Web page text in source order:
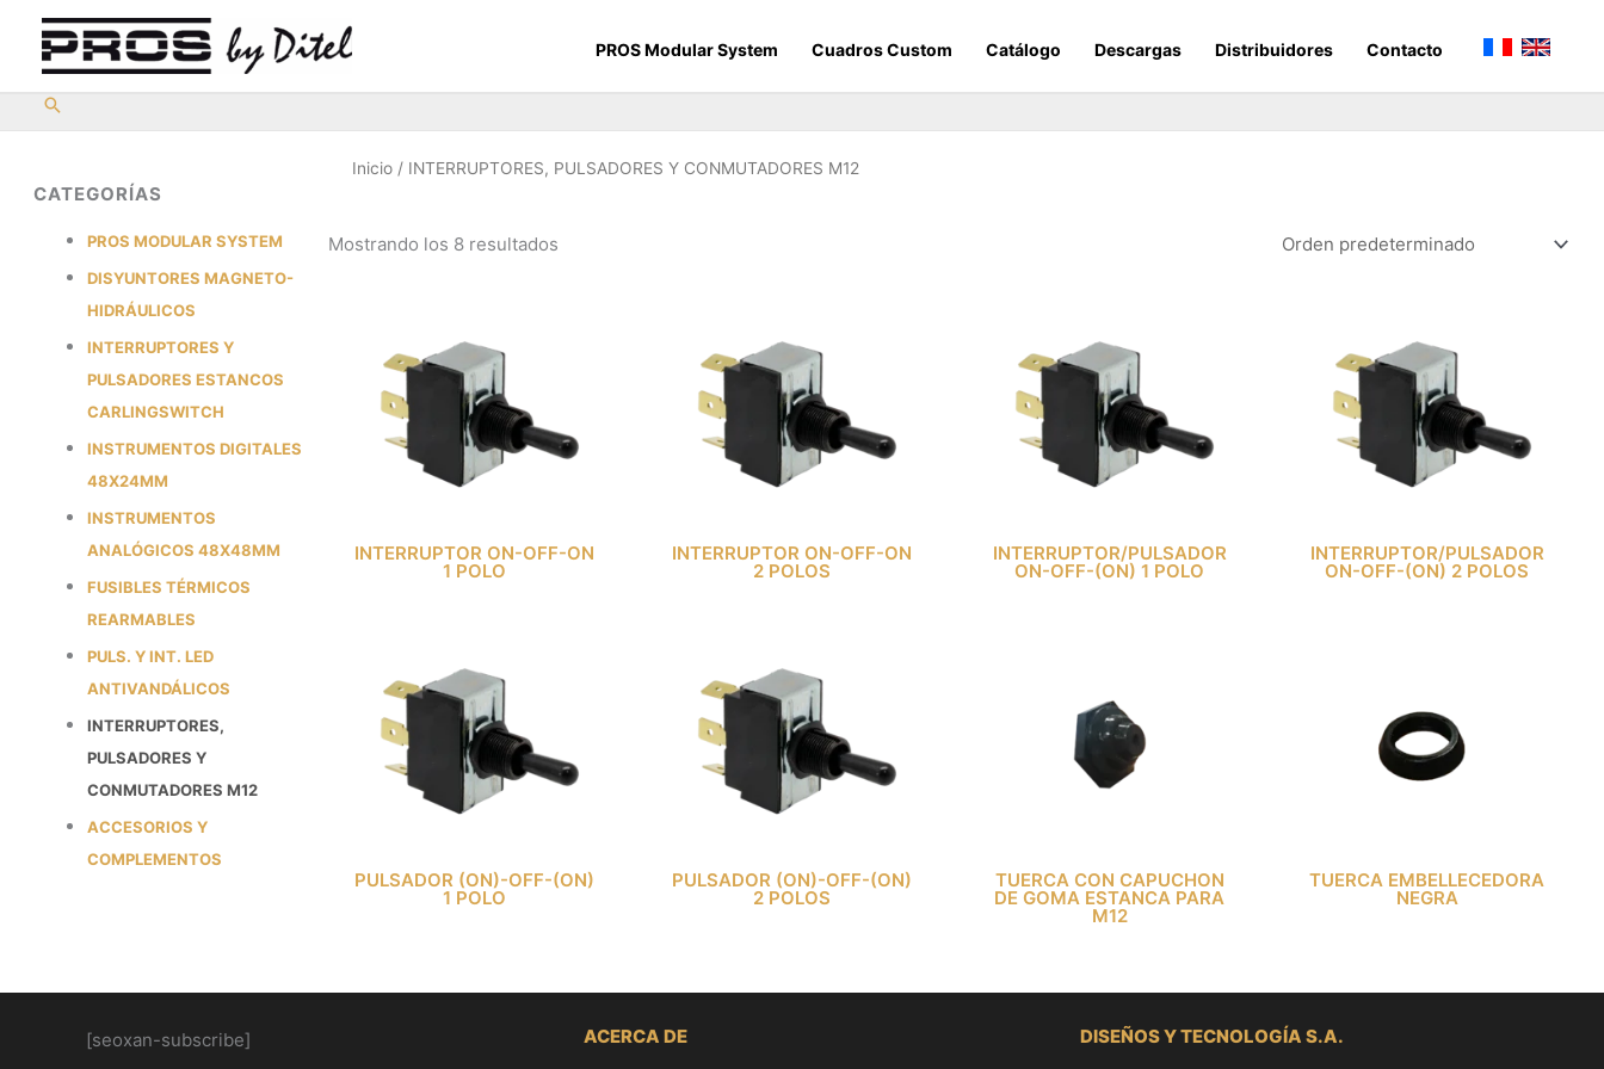
contenido
PROS Modular System Cuadros Custom Catálogo Descargas Distribuidores Contacto
CATEGORÍAS
PROS MODULAR SYSTEM
DISYUNTORES MAGNETO-
HIDRÁULICOS
INTERRUPTORES Y
PULSADORES ESTANCOS
CARLINGSWITCH
INSTRUMENTOS DIGITALES
48X24MM
INSTRUMENTOS
ANALÓGICOS 48X48MM
FUSIBLES TÉRMICOS
REARMABLES
PULS. Y INT. LED
ANTIVANDÁLICOS
INTERRUPTORES,
PULSADORES Y
CONMUTADORES M12
ACCESORIOS Y
COMPLEMENTOS
Inicio/ INTERRUPTORES, PULSADORES Y CONMUTADORES M12
Mostrando los 8 resultados
INTERRUPTOR ON-OFF-ON
1 POLO
INTERRUPTOR ON-OFF-ON
2 POLOS
INTERRUPTOR/PULSADOR
ON-OFF-(ON) 1 POLO
INTERRUPTOR/PULSADOR
ON-OFF-(ON) 2 POLOS
PULSADOR (ON)-OFF-(ON)
1 POLO
PULSADOR (ON)-OFF-(ON)
2 POLOS
TUERCA CON CAPUCHON
DE GOMA ESTANCA PARA
M12
TUERCA EMBELLECEDORA
NEGRA
[seoxan-subscribe]
ACERCA DE
DISEÑOS Y TECNOLOGÍA S.A.